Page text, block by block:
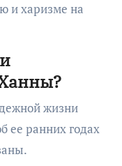
и харизме на
жизни
ее ранних годах